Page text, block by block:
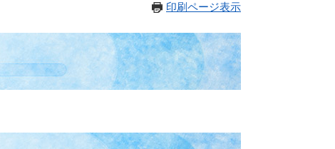
印刷ページ表示